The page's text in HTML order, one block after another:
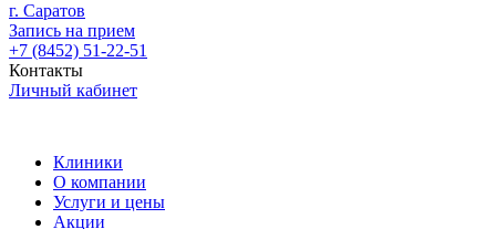
г. Саратов
Запись на прием
+7 (8452) 51-22-51
Контакты
Личный кабинет
Клиники
О компании
Услуги и цены
Акции